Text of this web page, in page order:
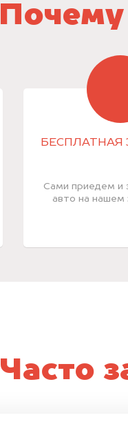
Почему
БЕСПЛАТНАЯ
Сами приедем и
авто на нашем
Часто